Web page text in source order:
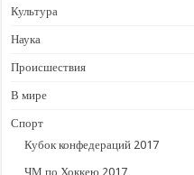
Культура
Наука
Происшествия
В мире
Спорт
Кубок конфедераций 2017
ЧМ по Хоккею 2017